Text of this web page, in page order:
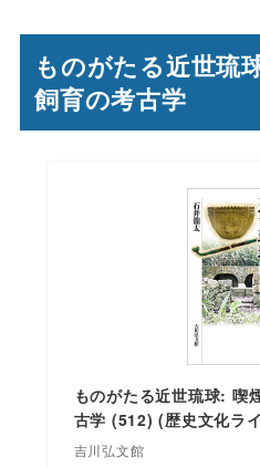
ものがたる近世琉
飼育の考古学
ものがたる近世琉球: 喫
古学 (512) (歴史文化ラ
吉川弘文館